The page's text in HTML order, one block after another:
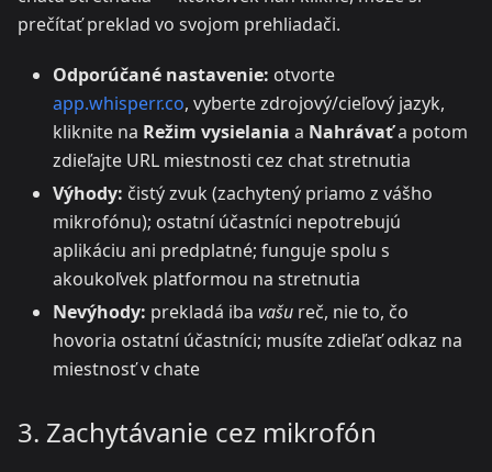
prečítať preklad vo svojom prehliadači.
Odporúčané nastavenie: otvorte
app.whisperr.co, vyberte zdrojový/cieľový jazyk,
kliknite na Režim vysielania a Nahrávaťa potom
zdieľajte URL miestnosti cez chat stretnutia
Výhody: čistý zvuk (zachytený priamo z vášho
mikrofónu); ostatní účastníci nepotrebujú
aplikáciu ani predplatné; funguje spolu s
akoukoľvek platformou na stretnutia
Nevýhody: prekladá iba vašu reč, nie to, čo
hovoria ostatní účastníci; musíte zdieľať odkaz na
miestnosť v chate
3. Zachytávanie cez mikrofón